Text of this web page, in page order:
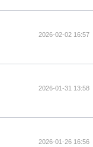
2026-02-02 16:57
2026-01-31 13:58
2026-01-26 16:56